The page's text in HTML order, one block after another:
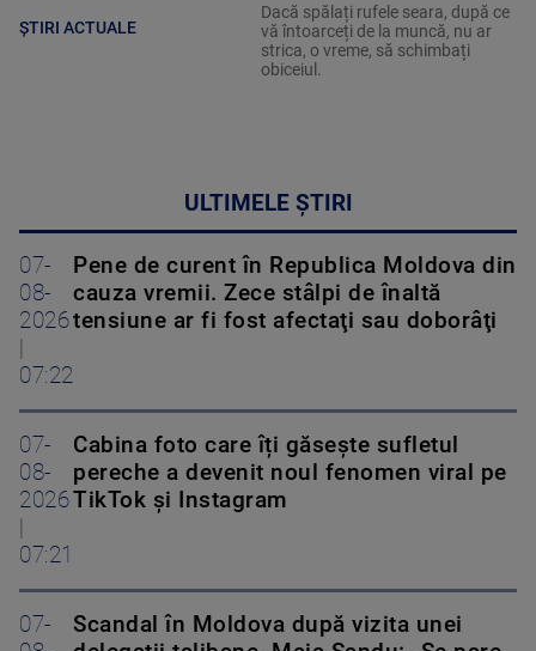
ȘTIRI ACTUALE
Dacă spălați rufele seara, după ce
vă întoarceți de la muncă, nu ar
strica, o vreme, să schimbați
obiceiul.
ULTIMELE ȘTIRI
07-
08-
2026
07:22
Pene de curent în Republica Moldova din
cauza vremii. Zece stâlpi de înaltă
tensiune ar fi fost afectaţi sau doborâţi
07-
08-
2026
07:21
Cabina foto care îți găsește sufletul
pereche a devenit noul fenomen viral pe
TikTok și Instagram
07-
Scandal în Moldova după vizita unei